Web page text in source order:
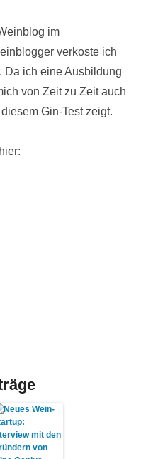
im
verkoste ich
Da ich eine Ausbildung
von Zeit zu Zeit auch
Gin-Test zeigt.